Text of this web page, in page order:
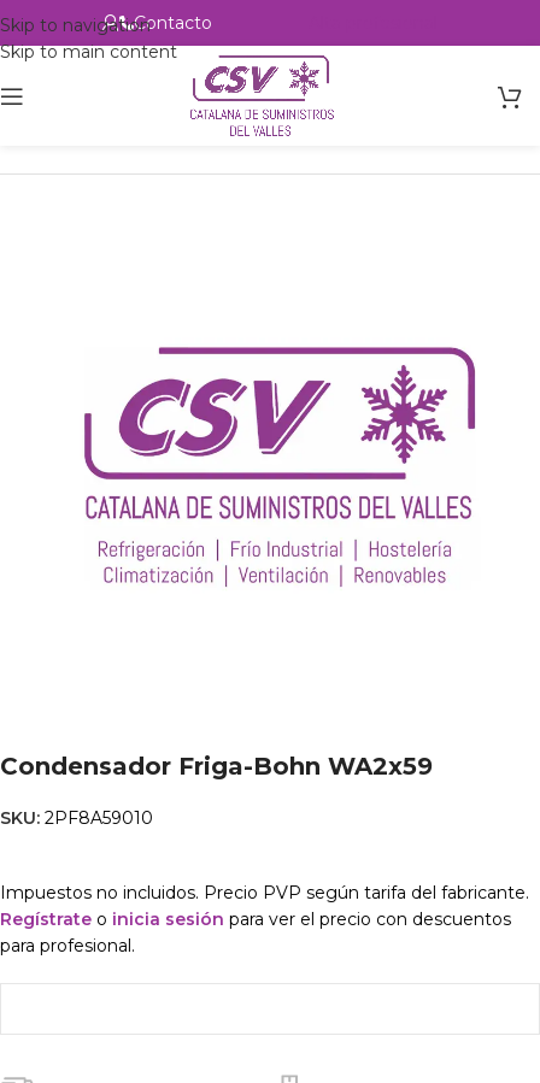
Skip to navigation
Skip to main content
Contacto
Intercambio
Condensador Friga-Bohn WA2x59
SKU: 2PF8A59010
Impuestos no incluidos. Precio PVP según tarifa del fabricante.
Regístrate o inicia sesión para ver el precio con descuentos
para profesional.